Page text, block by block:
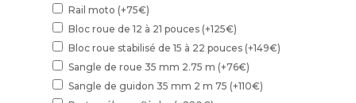
Rail moto (+75€)
Bloc roue de 12 à 21 pouces (+125€)
Bloc roue stabilisé de 15 à 22 pouces (+149€)
Sangle de roue 35 mm 2.75 m (+76€)
Sangle de guidon 35 mm 2 m 75 (+110€)